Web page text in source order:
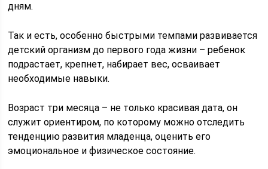
дням.
Так и есть, особенно быстрыми темпами развивается
детский организм до первого года жизни – ребенок
подрастает, крепнет, набирает вес, осваивает
необходимые навыки.
Возраст три месяца – не только красивая дата, он
служит ориентиром, по которому можно отследить
тенденцию развития младенца, оценить его
эмоциональное и физическое состояние.